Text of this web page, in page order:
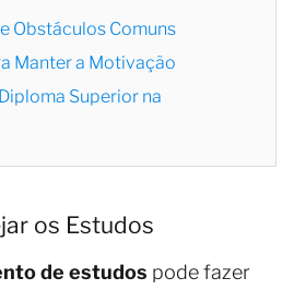
Obstáculos Comuns
Manter a Motivação
Superior na
os Estudos
de estudos pode fazer